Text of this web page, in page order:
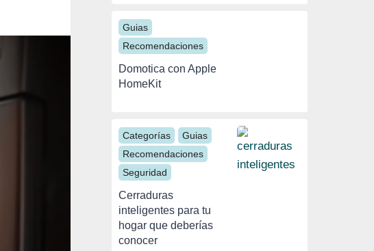
Guias
Recomendaciones
Domotica con Apple
HomeKit
Categorías
Guias
Recomendaciones
Seguridad
Cerraduras
inteligentes para tu
hogar que deberías
conocer